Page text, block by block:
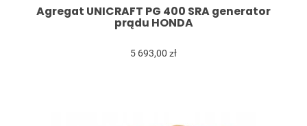
Agregat UNICRAFT PG 400 SRA generator
prądu HONDA
5 693,00 zł